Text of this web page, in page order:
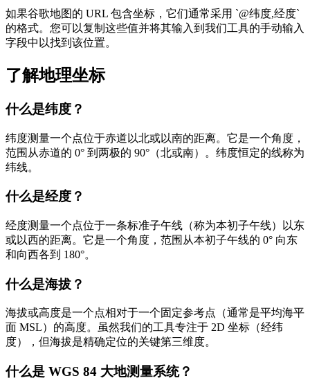
如果谷歌地图的 URL 包含坐标，它们通常采用 `@纬度,经度`
的格式。您可以复制这些值并将其输入到我们工具的手动输入
字段中以找到该位置。
了解地理坐标
什么是纬度？
纬度测量一个点位于赤道以北或以南的距离。它是一个角度，
范围从赤道的 0° 到两极的 90°（北或南）。纬度恒定的线称为
纬线。
什么是经度？
经度测量一个点位于一条标准子午线（称为本初子午线）以东
或以西的距离。它是一个角度，范围从本初子午线的 0° 向东
和向西各到 180°。
什么是海拔？
海拔或高度是一个点相对于一个固定参考点（通常是平均海平
面 MSL）的高度。虽然我们的工具专注于 2D 坐标（经纬
度），但海拔是精确定位的关键第三维度。
什么是 WGS 84 大地测量系统？